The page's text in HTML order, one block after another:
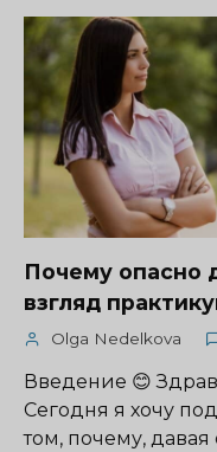
Почему опасно
взгляд
Olga Nedelkova
Введение 😊
Сегодня я хочу
том, почему,